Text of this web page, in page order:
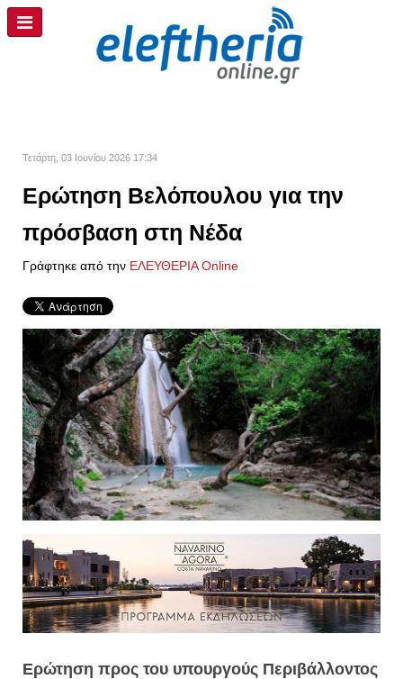
Τετάρτη, 03 Ιουνίου 2026 17:34
Ερώτηση Βελόπουλου για την
πρόσβαση στη Νέδα
Γράφτηκε από την ΕΛΕΥΘΕΡΙΑ Online
Ερώτηση προς του υπουργούς Περιβάλλοντος